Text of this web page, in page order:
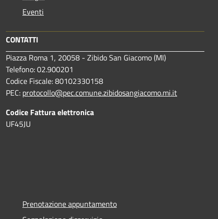
Eventi
CONTATTI
Piazza Roma 1, 20058 - Zibido San Giacomo (MI)
Telefono: 02.900201
Codice Fiscale: 80102330158
PEC: protocollo@pec.comune.zibidosangiacomo.mi.it
Codice Fattura elettronica
UF45JU
Prenotazione appuntamento